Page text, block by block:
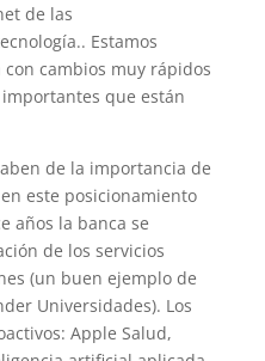
de las
Estamos
cambios muy rápidos
que están
de la importancia de
este posicionamiento
años la banca se
de los servicios
(un buen ejemplo de
Universidades). Los
Apple Salud,